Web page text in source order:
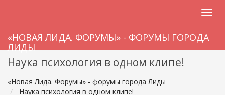
«НОВАЯ ЛИДА. ФОРУМЫ» - ФОРУМЫ ГОРОДА
ЛИДЫ
Наука психология в одном клипе!
«Новая Лида. Форумы» - форумы города Лиды
Наука психология в одном клипе!